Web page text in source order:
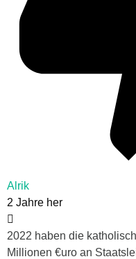
Alrik
2 Jahre her
2022 haben die
Millionen €uro an